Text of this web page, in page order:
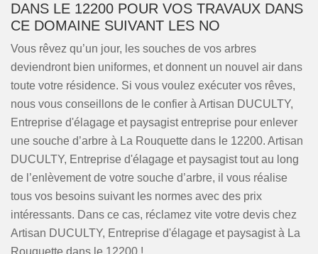
DANS LE 12200 POUR VOS TRAVAUX DANS
CE DOMAINE SUIVANT LES NO
Vous rêvez qu’un jour, les souches de vos arbres
deviendront bien uniformes, et donnent un nouvel air dans
toute votre résidence. Si vous voulez exécuter vos rêves,
nous vous conseillons de le confier à Artisan DUCULTY,
Entreprise d'élagage et paysagist entreprise pour enlever
une souche d’arbre à La Rouquette dans le 12200. Artisan
DUCULTY, Entreprise d'élagage et paysagist tout au long
de l’enlèvement de votre souche d’arbre, il vous réalise
tous vos besoins suivant les normes avec des prix
intéressants. Dans ce cas, réclamez vite votre devis chez
Artisan DUCULTY, Entreprise d'élagage et paysagist à La
Rouquette dans le 12200 !